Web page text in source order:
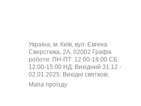
Україна, м. Київ, вул. Євгена
Сверстюка, 2А, 02002 Графік
роботи: ПН-ПТ: 12:00-18:00 СБ:
12:00-15:00 НД: Вихідний 31.12 -
02.01.2025: Вихідні святкові.
Мапа проїзду